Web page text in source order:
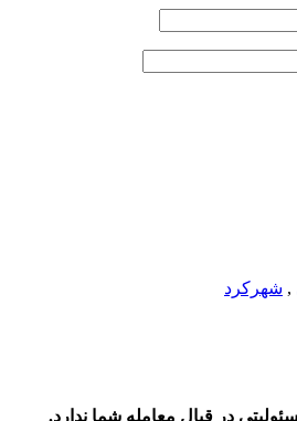
شهرکرد
در قبال معامله شما ندارد.